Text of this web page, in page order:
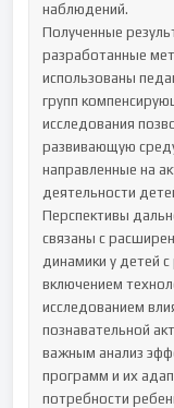
наблюдений.
Полученные
разработанные
использованы
групп
исследования
развивающую
направленные на
деятельности
Перспективы
связаны с
динамики у детей
включением
исследованием
познавательной
важным анализ
программ и их
потребности